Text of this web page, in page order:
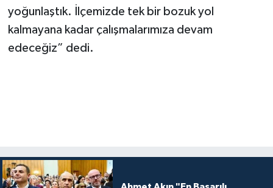
yoğunlaştık. İlçemizde tek bir bozuk yol
kalmayana kadar çalışmalarımıza devam
edeceğiz” dedi.